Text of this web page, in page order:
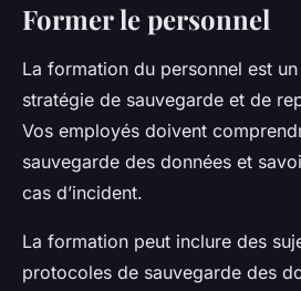
Former le personnel
La formation du personnel est
stratégie de sauvegarde et de
Vos employés doivent
sauvegarde des données et
cas d’incident.
La formation peut inclure des
protocoles de sauvegarde des